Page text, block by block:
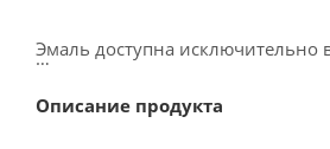
Эмаль доступна исключительно
Описание продукта